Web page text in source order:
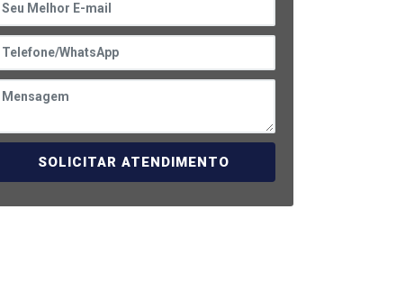
SOLICITAR ATENDIMENTO